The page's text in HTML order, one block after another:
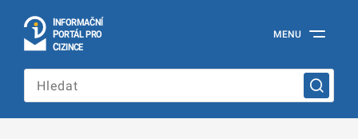
INFORMAČNÍ
PORTÁL PRO
CIZINCE
portál
cizince
Ministerstva
MENU